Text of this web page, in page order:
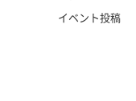
イベント投稿